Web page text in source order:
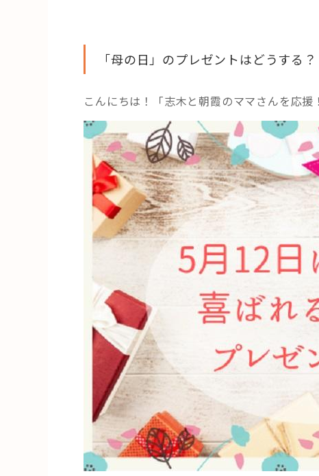
母
日！
マ
マ
に
喜
ば
れ
お
プ
レ
ゼ
と
め”
の
「母の日」のプレゼントはどうする？
こんにちは！「志木と朝霞のママさんを応